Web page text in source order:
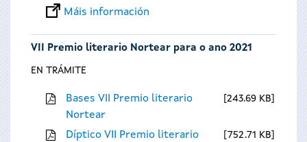
Máis información
VII Premio literario Nortear para o ano 2021
EN TRÁMITE
Bases VII Premio literario
Nortear
243.69 KB
Díptico VII Premio literario
752.71 KB